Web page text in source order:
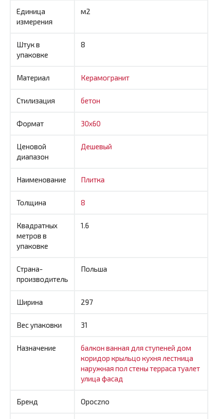
Единица
измерения
м2
Штук в
упаковке
8
Материал Керамогранит
Стилизация бетон
Формат 30x60
Ценовой
диапазон
Дешевый
Наименование Плитка
Толщина 8
Квадратных
метров в
упаковке
1.6
Страна-
производитель
Польша
Ширина 297
Вес упаковки 31
Назначение балкон ванная для ступеней дом
коридор крыльцо кухня лестница
наружная пол стены терраса туалет
улица фасад
Бренд Opoczno